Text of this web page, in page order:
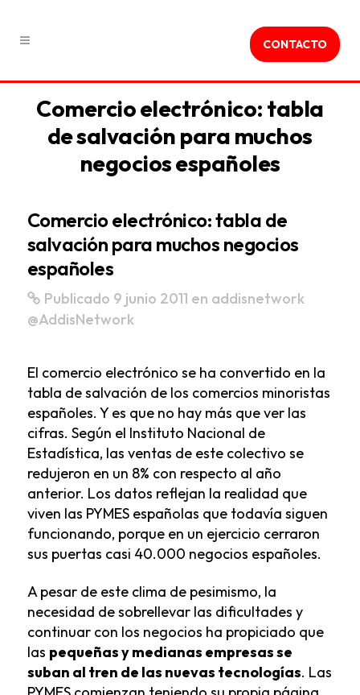
CONTACTO
Comercio electrónico: tabla
de salvación para muchos
negocios españoles
Comercio electrónico: tabla de
salvación para muchos negocios
españoles
Publicado 9 junio 2011 en addisnetwork
@AddisNetwork
El comercio electrónico se ha convertido en la
tabla de salvación de los comercios minoristas
españoles. Y es que no hay más que ver las
cifras. Según el Instituto Nacional de
Estadística, las ventas de este colectivo se
redujeron en un 8% con respecto al año
anterior. Los datos reflejan la realidad que
viven las PYMES españolas que todavía siguen
funcionando, porque en un ejercicio cerraron
sus puertas casi 40.000 negocios españoles.
A pesar de este clima de pesimismo, la
necesidad de sobrellevar las dificultades y
continuar con los negocios ha propiciado que
las pequeñas y medianas empresas se
suban al tren de las nuevas tecnologías. Las